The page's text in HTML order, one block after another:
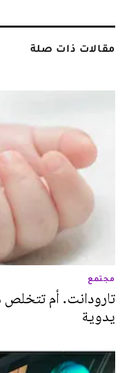
مقالات ذات صلة
مجتمع
تارودانت. أم
يدوية